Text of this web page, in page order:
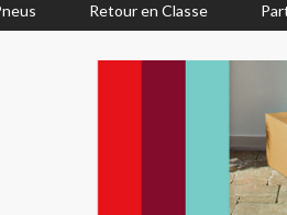
Retour en Classe